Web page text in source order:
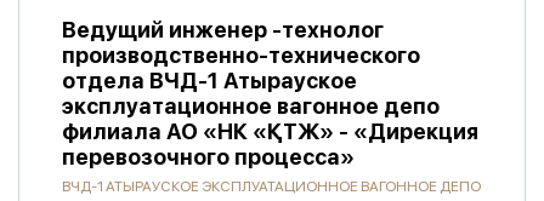
Ведущий инженер -технолог
производственно-технического
отдела ВЧД-1 Атырауское
эксплуатационное вагонное депо
филиала АО «НК «ҚТЖ» - «Дирекция
перевозочного процесса»
ВЧД-1 АТЫРАУСКОЕ ЭКСПЛУАТАЦИОННОЕ ВАГОННОЕ ДЕПО